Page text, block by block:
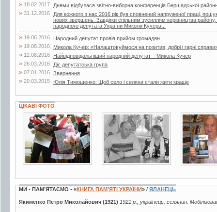
» 18.02.2017 Днями відбулася звітно-виборна конференція Бершадської
» 31.12.2016
Для кожного з нас 2016 рік був сповнений напруженої праці,
нових звершень. Завдяки спільним зусиллям керівництва району,
народного депутата України Миколи Кучера...
» 19.08.2016 Народний депутат провів прийом громадян
» 19.08.2016 Микола Кучер: «Налаштовуймося на позитив, добрі і гарні
» 12.08.2016 Найвідповідальніший народний депутат – Микола Кучер
» 26.03.2016 Діє депутатська група
» 07.01.2016 Звернення
» 20.03.2015 Юлія Тимошенко: Щоб село і селяни стали жити краще
ЦІКАВІ ФОТО
5 фото 2 фото 2 фото
МИ - ПАМ’ЯТАЄМО - «КНИГА ПАМ’ЯТІ УКРАЇНИ» / ЯЛАНЕЦЬ
Якименко Петро Миколайович (1921) 1921 р., українець, селянин.